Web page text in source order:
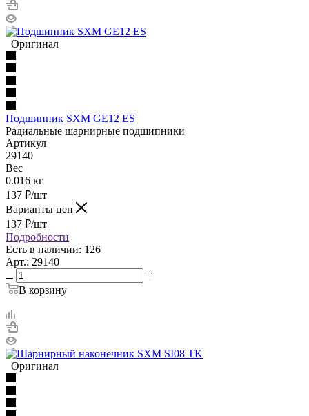
Оригинал
Подшипник SXM GE12 ES
Радиальные шарнирные подшипники
Артикул
29140
Вес
0.016 кг
137 ₽/шт
Варианты цен
137 ₽/шт
Подробности
Есть в наличии: 126
Арт.: 29140
В корзину
Оригинал